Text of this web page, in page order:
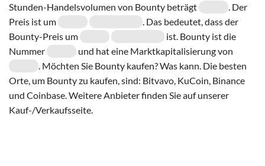
Stunden-Handelsvolumen von Bounty beträgt
. Der
Preis ist um
. Das bedeutet, dass der
Bounty-Preis um
ist. Bounty ist die
Nummer
und hat eine Marktkapitalisierung von
. Möchten Sie Bounty kaufen? Was kann. Die besten
Orte, um Bounty zu kaufen, sind: Bitvavo, KuCoin, Binance
und Coinbase. Weitere Anbieter finden Sie auf unserer
Kauf-/Verkaufsseite.